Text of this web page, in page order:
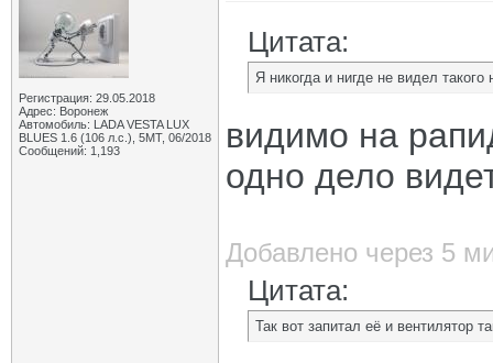
Регистрация: 29.05.2018
Адрес: Воронеж
Автомобиль: LADA VESTA LUX
BLUES 1.6 (106 л.с.), 5МТ, 06/2018
Сообщений: 1,193
Цитата:
Я никогда и нигде не видел
видимо на
одно дело
Добавлено через 5
Цитата:
Так вот запитал её и вентилятор